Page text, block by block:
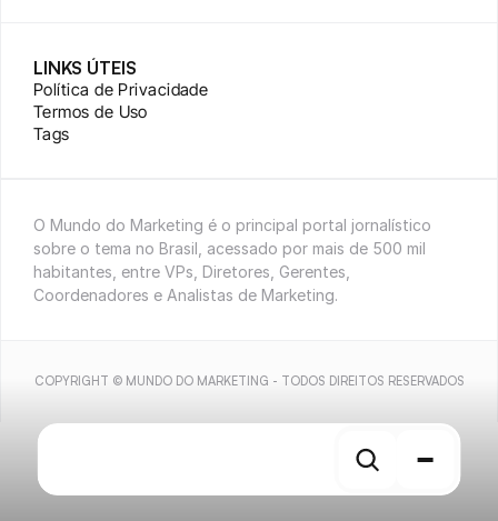
LINKS ÚTEIS
Política de Privacidade
Termos de Uso
Tags
O Mundo do Marketing é o principal portal jornalístico
sobre o tema no Brasil, acessado por mais de 500 mil
habitantes, entre VPs, Diretores, Gerentes,
Coordenadores e Analistas de Marketing.
COPYRIGHT © MUNDO DO MARKETING - TODOS DIREITOS RESERVADOS